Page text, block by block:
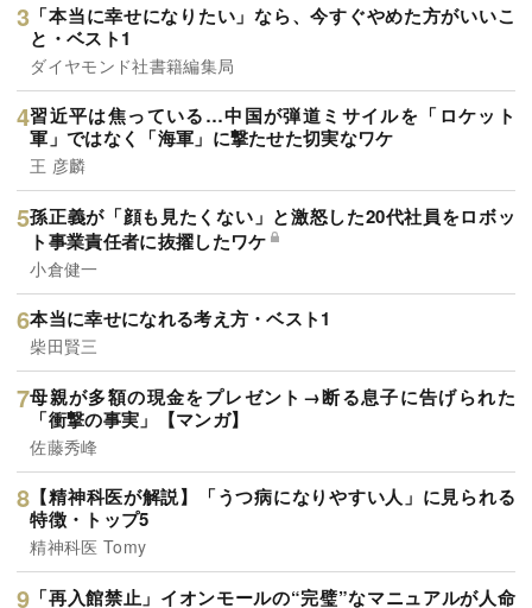
「本当に幸せになりたい」なら、今すぐやめた方がいいこ
と・ベスト1
ダイヤモンド社書籍編集局
習近平は焦っている…中国が弾道ミサイルを「ロケット
軍」ではなく「海軍」に撃たせた切実なワケ
王 彦麟
孫正義が「顔も見たくない」と激怒した20代社員をロボッ
ト事業責任者に抜擢したワケ
小倉健一
本当に幸せになれる考え方・ベスト1
柴田賢三
母親が多額の現金をプレゼント→断る息子に告げられた
「衝撃の事実」【マンガ】
佐藤秀峰
【精神科医が解説】「うつ病になりやすい人」に見られる
特徴・トップ5
精神科医 Tomy
「再入館禁止」イオンモールの“完璧”なマニュアルが人命